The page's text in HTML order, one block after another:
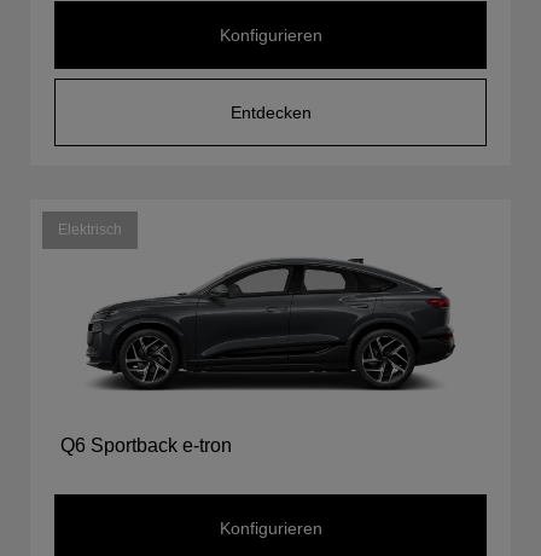
Konfigurieren
Entdecken
Elektrisch
Q6 Sportback e-tron
Konfigurieren